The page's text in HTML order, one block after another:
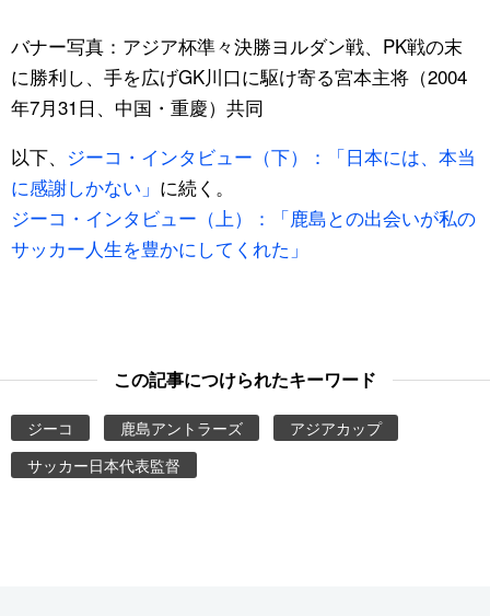
バナー写真：アジア杯準々決勝ヨルダン戦、PK戦の末
に勝利し、手を広げGK川口に駆け寄る宮本主将（2004
年7月31日、中国・重慶）共同
以下、 ジーコ・インタビュー（下）：「日本には、本当
に感謝しかない」 に続く。
ジーコ・インタビュー（上）：「鹿島との出会いが私の
サッカー人生を豊かにしてくれた」
この記事につけられたキーワード
ジーコ 鹿島アントラーズ
アジアカップ
サッカー日本代表監督